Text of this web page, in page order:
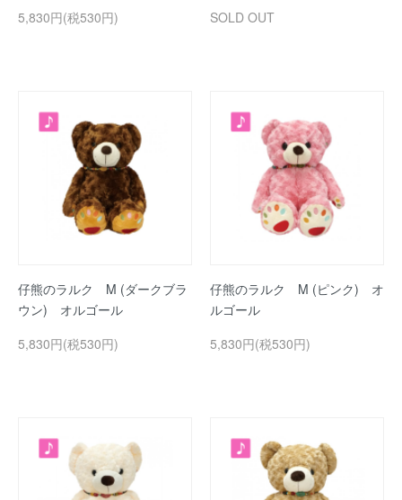
5,830円(税530円)
SOLD OUT
仔熊のラルク M (ダークブラ
ウン) オルゴール
5,830円(税530円)
仔熊のラルク M (ピンク) オ
ルゴール
5,830円(税530円)